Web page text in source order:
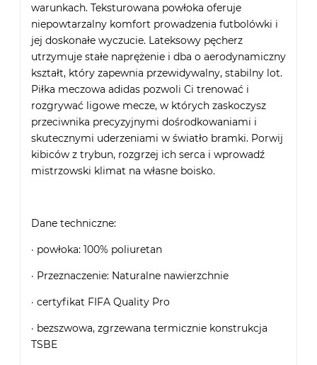
warunkach. Teksturowana powłoka oferuje
niepowtarzalny komfort prowadzenia futbolówki i
jej doskonałe wyczucie. Lateksowy pęcherz
utrzymuje stałe naprężenie i dba o aerodynamiczny
kształt, który zapewnia przewidywalny, stabilny lot.
Piłka meczowa adidas pozwoli Ci trenować i
rozgrywać ligowe mecze, w których zaskoczysz
przeciwnika precyzyjnymi dośrodkowaniami i
skutecznymi uderzeniami w światło bramki. Porwij
kibiców z trybun, rozgrzej ich serca i wprowadź
mistrzowski klimat na własne boisko.
Dane techniczne:
· powłoka: 100% poliuretan
· Przeznaczenie: Naturalne nawierzchnie
· certyfikat FIFA Quality Pro
· bezszwowa, zgrzewana termicznie konstrukcja
TSBE